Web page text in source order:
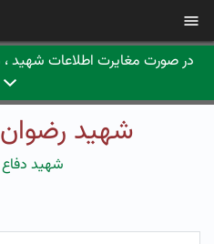
در صورت مغایرت اطلاعات شهید ،
شهید رضوان
شهید